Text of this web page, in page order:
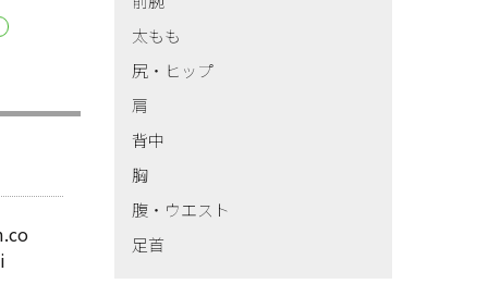
太もも
尻・ヒップ
肩
背中
胸
腹・ウエスト
足首